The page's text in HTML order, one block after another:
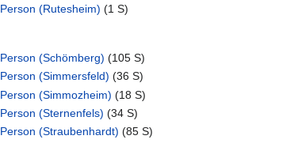
Person (Rutesheim) (1 S)
Person (Schömberg) (105 S)
Person (Simmersfeld) (36 S)
Person (Simmozheim) (18 S)
Person (Sternenfels) (34 S)
Person (Straubenhardt) (85 S)